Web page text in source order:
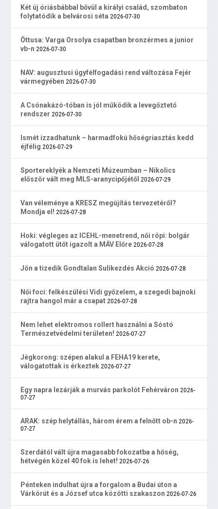
Két új óriásbábbal bővül a királyi család, szombaton
folytatódik a belvárosi séta 2026-07-30
Öttusa: Varga Orsolya csapatban bronzérmes a junior
vb-n 2026-07-30
NAV: augusztusi ügyfélfogadási rend változása Fejér
vármegyében 2026-07-30
A Csónakázó-tóban is jól működik a levegőztető
rendszer 2026-07-30
Ismét izzadhatunk – harmadfokú hőségriasztás kedd
éjfélig 2026-07-29
Sportereklyék a Nemzeti Múzeumban – Nikolics
először vált meg MLS-aranycipőjétől 2026-07-29
Van véleménye a KRESZ megújítás tervezetéről?
Mondja el! 2026-07-28
Hoki: végleges az ICEHL-menetrend, női röpi: bolgár
válogatott ütőt igazolt a MÁV Előre 2026-07-28
Jön a tizedik Gondtalan Sulikezdés Akció 2026-07-28
Női foci: felkészülési Vidi győzelem, a szegedi bajnoki
rajtra hangol már a csapat 2026-07-28
Nem lehet elektromos rollert használni a Sóstó
Természetvédelmi területen! 2026-07-27
Jégkorong: szépen alakul a FEHA19 kerete,
válogatottak is érkeztek 2026-07-27
Egy napra lezárják a murvás parkolót Fehérváron 2026-
07-27
ARAK: szép helytállás, három érem a felnőtt ob-n 2026-
07-27
Szerdától vált újra magasabb fokozatba a hőség,
hétvégén közel 40 fok is lehet! 2026-07-26
Pénteken indulhat újra a forgalom a Budai úton a
Várkörút és a József utca közötti szakaszon 2026-07-26